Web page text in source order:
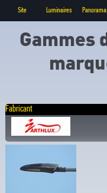
Site Luminaires
Gammes
Fabricant